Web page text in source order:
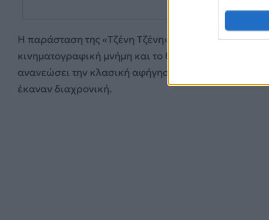
Η παράσταση της «Τζένη Τζένη» φέρνει ξανά στη
κινηματογραφική μνήμη και το θεατρικό
ανανεώσει την κλασική αφήγηση, διατηρώντας
έκαναν διαχρονική.